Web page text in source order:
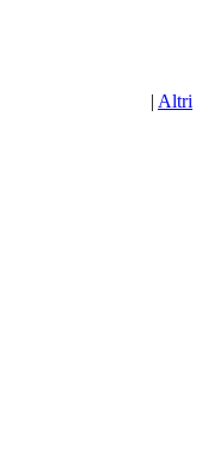
| Altri